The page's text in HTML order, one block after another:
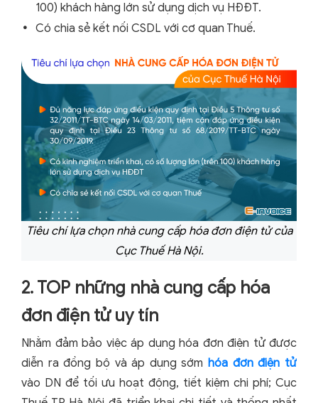
100) khách hàng lớn sử dụng dịch vụ HĐĐT.
Có chia sẻ kết nối CSDL với cơ quan Thuế.
Tiêu chí lựa chọn nhà cung cấp hóa đơn điện tử của
Cục Thuế Hà Nội.
2. TOP những nhà cung cấp hóa
đơn điện tử uy tín
Nhằm đảm bảo việc áp dụng hóa đơn điện tử được
diễn ra đồng bộ và áp dụng sớmhóa đơn điện tử
vào DN để tối ưu hoạt động, tiết kiệm chi phí; Cục